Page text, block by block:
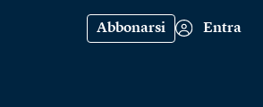
Abbonarsi Entra